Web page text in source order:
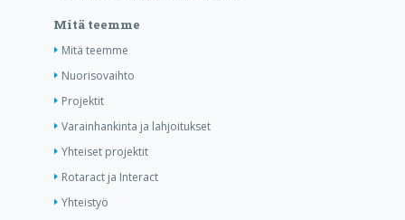
Mitä teemme
Mitä teemme
Nuorisovaihto
Projektit
Varainhankinta ja lahjoitukset
Yhteiset projektit
Rotaract ja Interact
Yhteistyö